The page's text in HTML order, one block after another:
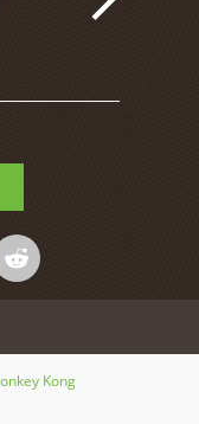
Kong